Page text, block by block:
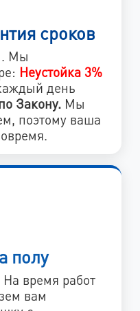
сроков
Мы
Неустойка 3%
день
Закону.Мы
поэтому ваша
полу
На время работ
вам